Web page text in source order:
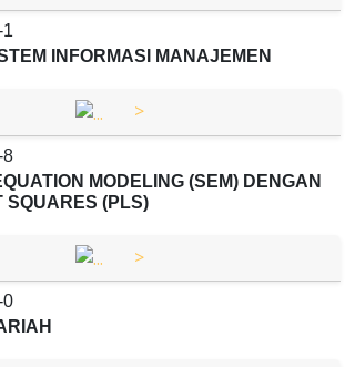
INFORMASI MANAJEMEN
>
8
MODELING (SEM) DENGAN
SQUARES (PLS)
>
0